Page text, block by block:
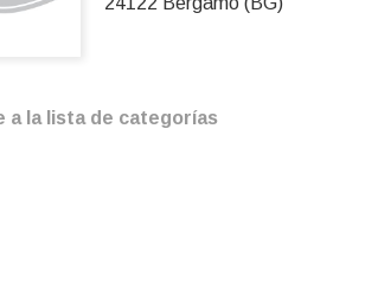
a la lista de categorías